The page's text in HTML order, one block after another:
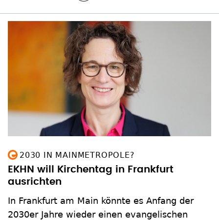
2030 IN MAINMETROPOLE?
EKHN will Kirchentag in Frankfurt
ausrichten
In Frankfurt am Main könnte es Anfang der
2030er Jahre wieder einen evangelischen